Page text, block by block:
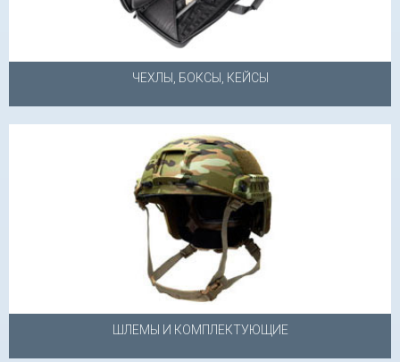
ЧЕХЛЫ, БОКСЫ, КЕЙСЫ
ШЛЕМЫ И КОМПЛЕКТУЮЩИЕ